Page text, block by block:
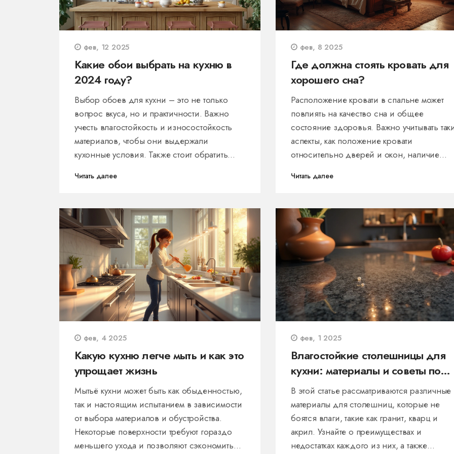
фев, 12 2025
Какие обои выбрать на кухню в
2024 году?
Выбор обоев для кухни – это не только
вопрос вкуса, но и практичности. Важно
учесть влагостойкость и износостойкость
материалов, чтобы они выдержали
кухонные условия. Также стоит обратить
которые помогут создать уютный и стильный
на экологичность и простоту ухода за
обоями.
Читать далее
фев, 8 2025
Где должна стоять кровать для
хорошего сна?
Расположение кровати в спальне может
повлиять на качество сна и общее
состояние здоровья. Важно учитывать
аспекты, как положение кровати
относительно дверей и окон, наличие
сна, чтобы создать комфортную и
простые советы помогут вам организовать
пространство спальни для лучшего сна.
Читать далее
фев, 4 2025
Какую кухню легче мыть и как это
упрощает жизнь
Мытьё кухни может быть как обыденностью,
так и настоящим испытанием в зависимости
от выбора материалов и обустройства.
Некоторые поверхности требуют гораздо
меньшего ухода и позволяют сэкономить
фев, 1 2025
Влагостойкие столешницы для
кухни: материалы и советы по
уходу
В этой статье рассматриваются различные
материалы для столешниц, которые не
боятся влаги, такие как гранит, кварц и
акрил. Узнайте о преимуществах и
недостатках каждого из них, а также